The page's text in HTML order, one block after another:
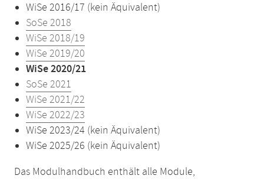
WiSe 2016/17 (kein Äquivalent)
SoSe 2018
WiSe 2018/19
WiSe 2019/20
WiSe 2020/21
SoSe 2021
WiSe 2021/22
WiSe 2022/23
WiSe 2023/24 (kein Äquivalent)
WiSe 2025/26 (kein Äquivalent)
Das Modulhandbuch enthält alle Module,